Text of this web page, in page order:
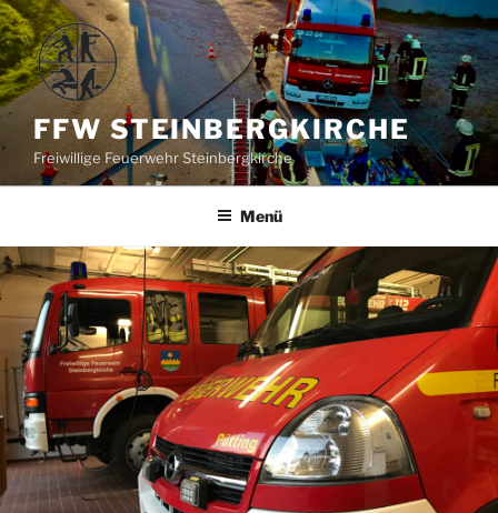
Zum
Inhalt
springen
FFW STEINBERGKIRCHE
Freiwillige Feuerwehr Steinbergkirche
Menü